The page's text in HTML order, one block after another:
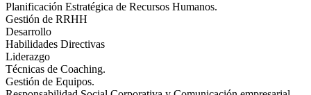
Planificación Estratégica de Recursos Humanos.
Gestión de RRHH
Desarrollo
Habilidades Directivas
Liderazgo
Técnicas de Coaching.
Gestión de Equipos.